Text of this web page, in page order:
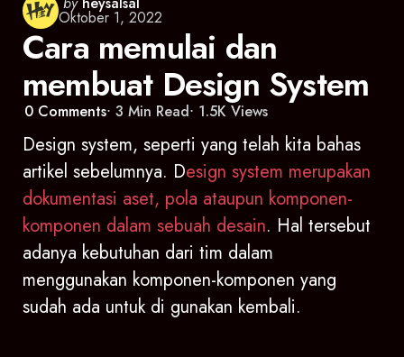
by
Oktober 1, 2022
Cara memulai dan
membuat Design System
0 Comments 3 Min Read 1.5K Views
Design system, seperti yang telah kita bahas
artikel sebelumnya. Design system merupakan
dokumentasi aset, pola ataupun komponen-
komponen dalam sebuah desain. Hal tersebut
adanya kebutuhan dari tim dalam
menggunakan komponen-komponen yang
sudah ada untuk di gunakan kembali.